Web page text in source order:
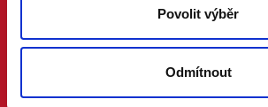
Povolit výběr
Odmítnout